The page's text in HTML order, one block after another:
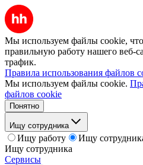
Мы используем файлы cookie,
правильную работу нашего веб-
трафик.
Правила использования файлов
Мы используем файлы cookie.
файлов cookie
Понятно
Ищу сотрудника
Ищу работу
Ищу
Ищу сотрудника
Сервисы